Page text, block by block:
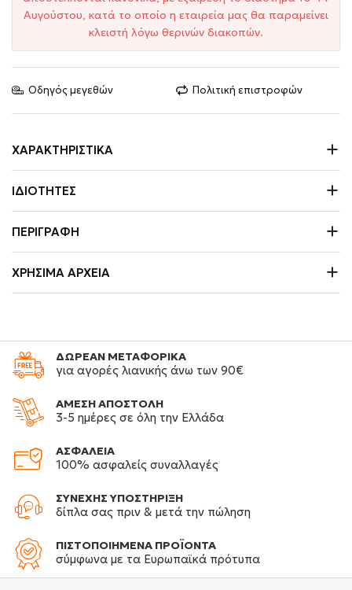
Αυγούστου, κατά το οποίο η εταιρεία μας θα παραμείνει
κλειστή λόγω θερινών διακοπών.
Οδηγός μεγεθών Πολιτική επιστροφών
ΧΑΡΑΚΤΗΡΙΣΤΙΚΆ
ΙΔΙΌΤΗΤΕΣ
ΠΕΡΙΓΡΑΦΉ
ΧΡΉΣΙΜΑ ΑΡΧΕΊΑ
ΔΩΡΕΑΝ ΜΕΤΑΦΟΡΙΚΑ
για αγορές λιανικής άνω των 90€
ΑΜΕΣΗ ΑΠΟΣΤΟΛΗ
3-5 ημέρες σε όλη την Ελλάδα
ΑΣΦΑΛΕΙΑ
100% ασφαλείς συναλλαγές
ΣΥΝΕΧΗΣ ΥΠΟΣΤΗΡΙΞΗ
δίπλα σας πριν & μετά την πώληση
ΠΙΣΤΟΠΟΙΗΜΕΝΑ ΠΡΟΪΟΝΤΑ
σύμφωνα με τα Ευρωπαϊκά πρότυπα